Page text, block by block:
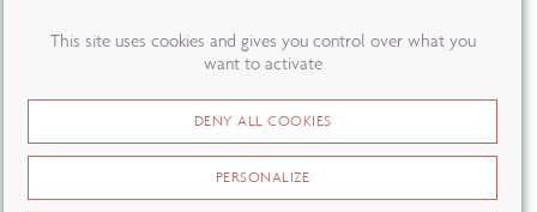
PRESSE
CONTACT
This site uses cookies and gives you control over what you
want to activate
DENY ALL COOKIES
PERSONALIZE